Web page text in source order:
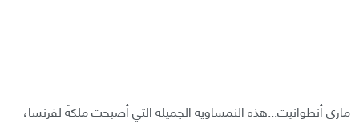
ماري أنطوانيت...هذه النمساوية الجميلة التي أصبحت ملكةً لفرنسا،